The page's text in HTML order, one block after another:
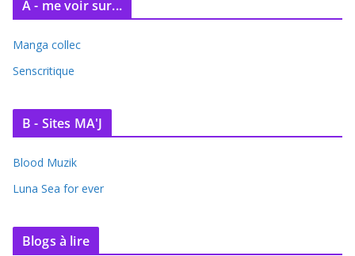
A - me voir sur...
Manga collec
Senscritique
B - Sites MA'J
Blood Muzik
Luna Sea for ever
Blogs à lire